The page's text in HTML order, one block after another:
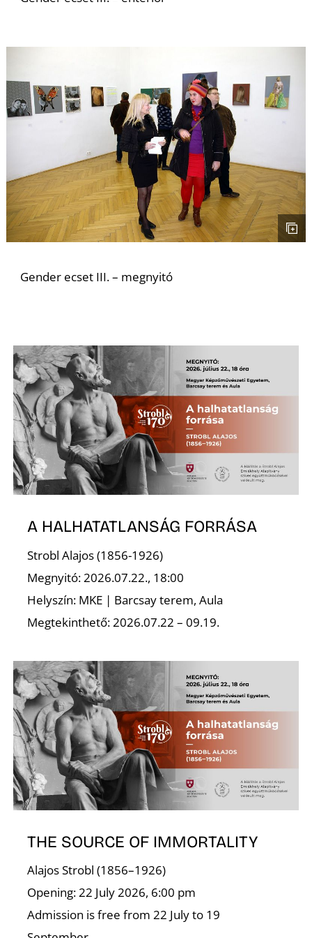
Gender ecset III. – megnyitó
A HALHATATLANSÁG FORRÁSA
Strobl Alajos (1856-1926)
Megnyitó: 2026.07.22., 18:00
Helyszín: MKE | Barcsay terem, Aula
Megtekinthető: 2026.07.22 – 09.19.
THE SOURCE OF IMMORTALITY
Alajos Strobl (1856–1926)
Opening: 22 July 2026, 6:00 pm
Admission is free from 22 July to 19